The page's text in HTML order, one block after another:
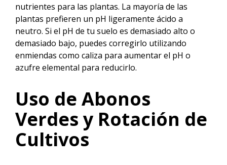
nutrientes para las plantas. La mayoría de las
plantas prefieren un pH ligeramente ácido a
neutro. Si el pH de tu suelo es demasiado alto o
demasiado bajo, puedes corregirlo utilizando
enmiendas como caliza para aumentar el pH o
azufre elemental para reducirlo.
Uso de Abonos
Verdes y Rotación de
Cultivos